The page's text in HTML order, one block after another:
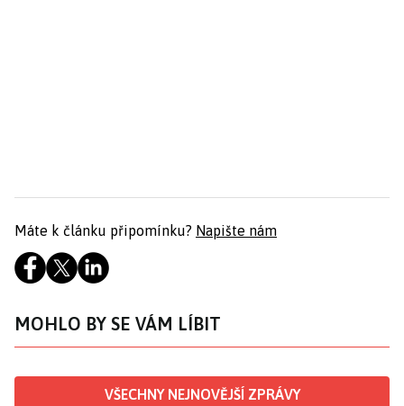
Máte k článku připomínku? Napište nám
MOHLO BY SE VÁM LÍBIT
VŠECHNY NEJNOVĚJŠÍ ZPRÁVY